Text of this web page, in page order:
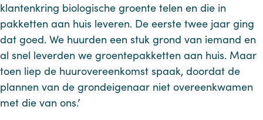
klantenkring biologische groente telen en die in
pakketten aan huis leveren. De eerste twee jaar ging
dat goed. We huurden een stuk grond van iemand en
al snel leverden we groentepakketten aan huis. Maar
toen liep de huurovereenkomst spaak, doordat de
plannen van de grondeigenaar niet overeenkwamen
met die van ons.’